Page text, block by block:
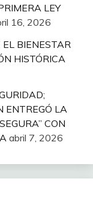
LEY
16, 2026
BIENESTAR
HISTÓRICA
ENTREGÓ LA
CON
abril 7, 2026